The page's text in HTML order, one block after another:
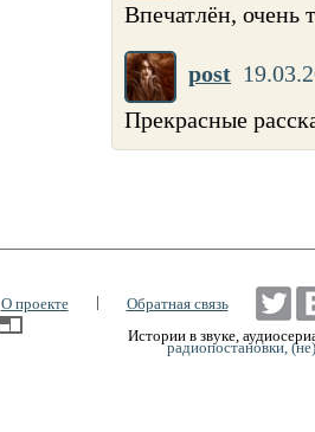
Впечатлён, очень
post
Прекрасные
О проекте |
Обратная связь
Истории в звуке,
радиопостановки,